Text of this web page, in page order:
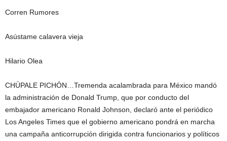
Corren Rumores
Asústame calavera vieja
Hilario Olea
CHÚPALE PICHÓN…Tremenda acalambrada para México mandó
la administración de Donald Trump, que por conducto del
embajador americano Ronald Johnson, declaró ante el periódico
Los Angeles Times que el gobierno americano pondrá en marcha
una campaña anticorrupción dirigida contra funcionarios y políticos